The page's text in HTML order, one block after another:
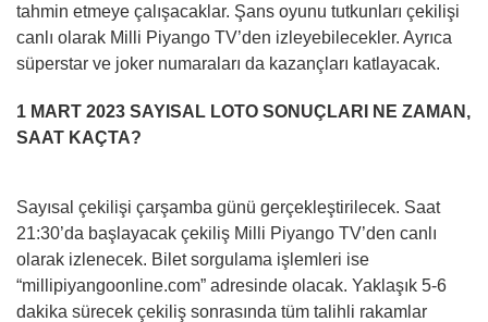
tahmin etmeye çalışacaklar. Şans oyunu tutkunları çekilişi
canlı olarak Milli Piyango TV’den izleyebilecekler. Ayrıca
süperstar ve joker numaraları da kazançları katlayacak.
1 MART 2023 SAYISAL LOTO SONUÇLARI NE ZAMAN,
SAAT KAÇTA?
Sayısal çekilişi çarşamba günü gerçekleştirilecek. Saat
21:30’da başlayacak çekiliş Milli Piyango TV’den canlı
olarak izlenecek. Bilet sorgulama işlemleri ise
“millipiyangoonline.com” adresinde olacak. Yaklaşık 5-6
dakika sürecek çekiliş sonrasında tüm talihli rakamlar